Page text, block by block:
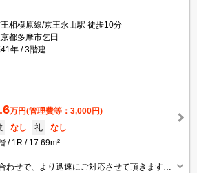
相模原線/京王永山駅 徒歩10分
都多摩市乞田
年
3階建
万円(管理費等：3,000円)
なし 礼
なし
1R 17.69m²
わせで、より迅速にご対応させて頂きます～